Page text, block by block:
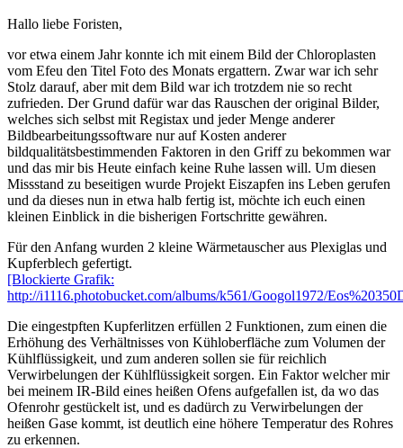
Hallo liebe Foristen,
vor etwa einem Jahr konnte ich mit einem Bild der Chloroplasten
vom Efeu den Titel Foto des Monats ergattern. Zwar war ich sehr
Stolz darauf, aber mit dem Bild war ich trotzdem nie so recht
zufrieden. Der Grund dafür war das Rauschen der original Bilder,
welches sich selbst mit Registax und jeder Menge anderer
Bildbearbeitungssoftware nur auf Kosten anderer
bildqualitätsbestimmenden Faktoren in den Griff zu bekommen war
und das mir bis Heute einfach keine Ruhe lassen will. Um diesen
Missstand zu beseitigen wurde Projekt Eiszapfen ins Leben gerufen
und da dieses nun in etwa halb fertig ist, möchte ich euch einen
kleinen Einblick in die bisherigen Fortschritte gewähren.
Für den Anfang wurden 2 kleine Wärmetauscher aus Plexiglas und
Kupferblech gefertigt.
[Blockierte Grafik:
http://i1116.photobucket.com/albums/k561/Googol1972/
Die eingestpften Kupferlitzen erfüllen 2 Funktionen, zum einen die
Erhöhung des Verhältnisses von Kühloberfläche zum Volumen der
Kühlflüssigkeit, und zum anderen sollen sie für reichlich
Verwirbelungen der Kühlflüssigkeit sorgen. Ein Faktor welcher mir
bei meinem IR-Bild eines heißen Ofens aufgefallen ist, da wo das
Ofenrohr gestückelt ist, und es dadürch zu Verwirbelungen der
heißen Gase kommt, ist deutlich eine höhere Temperatur des Rohres
zu erkennen.